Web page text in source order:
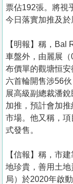
票佔192張。將視
今日落實加推及於
【明報】稱，Bal
車盤外，由麗展
布價單的觀塘恒
六首輪開售涉56
展高級副總裁潘
加推，預計會加
市場。他又稱，
式發售。
【信報】稱，市
地珍貴，善用土
局）於2020年啟